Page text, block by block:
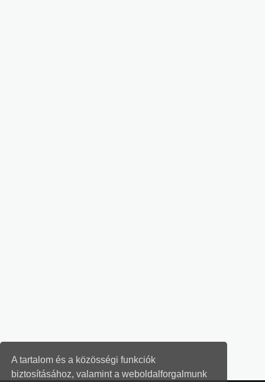
A tartalom és a közösségi funkciók
biztosításához, valamint a weboldalforgalmunk